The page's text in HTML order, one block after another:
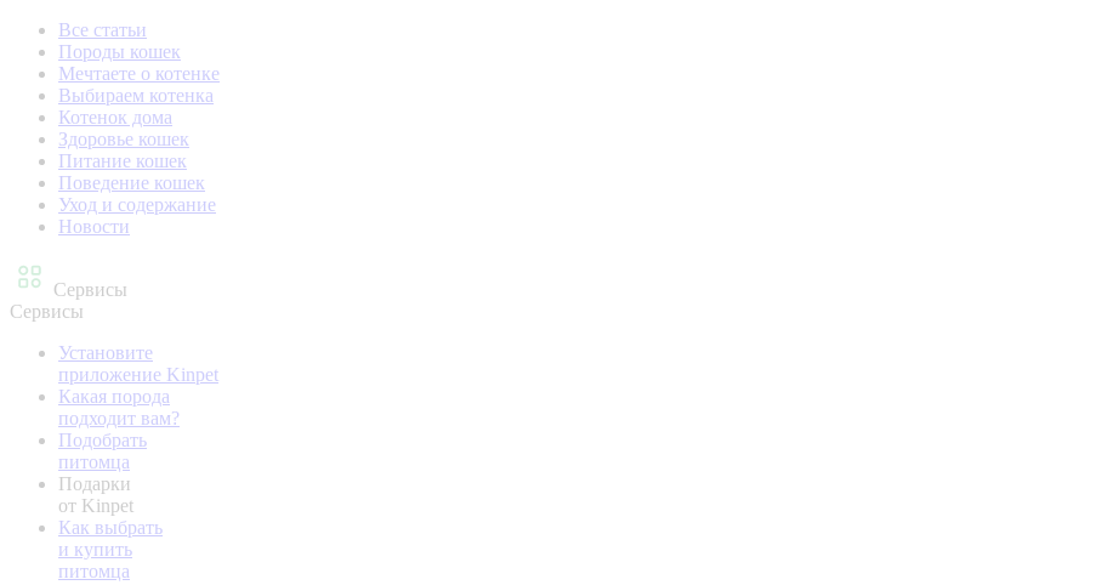
Все статьи
Породы кошек
Мечтаете о котенке
Выбираем котенка
Котенок дома
Здоровье кошек
Питание кошек
Поведение кошек
Уход и содержание
Новости
Сервисы
Сервисы
Установите
приложение Kinpet
Какая порода
подходит вам?
Подобрать
питомца
Подарки
от Kinpet
Как выбрать
и купить
питомца